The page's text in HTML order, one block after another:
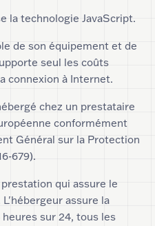
la technologie JavaScript.
de son équipement et de
seul les coûts
connexion à Internet.
chez un prestataire
conformément
Général sur la Protection
679).
qui assure le
assure la
sur 24, tous les